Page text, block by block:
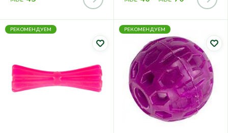
РЕКОМЕНДУЕМ РЕКОМЕНДУЕМ